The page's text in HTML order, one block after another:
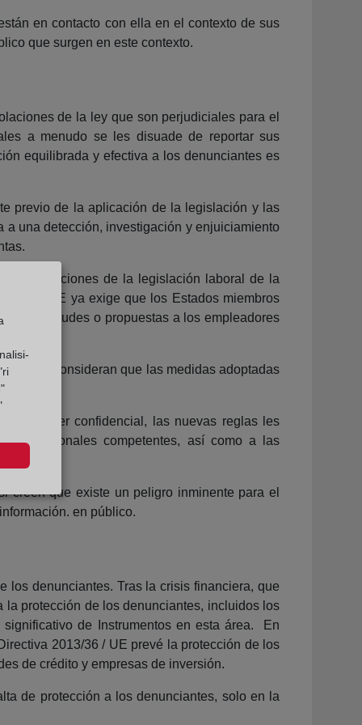
en contacto con ella en el contexto de sus
que surgen en este contexto.
de la ley que son perjudiciales para el
a menudo se les disuade de reportar sus
equilibrada y efectiva a los denunciantes es
previo de la aplicación de la legislación y las
una detección, investigación y enjuiciamiento
infracciones de la legislación laboral de la
/ CEE ya exige que los Estados miembros
solicitudes o propuestas a los empleadores
si consideran que las medidas adoptadas
carácter confidencial, las nuevas reglas les
nacionales competentes, así como a las
creen que existe un peligro inminente para el
en público.
los denunciantes. Tras la crisis financiera, que
protección de los denunciantes, incluidos los
de Instrumentos en esta área. En
2013/36 / UE prevé la protección de los
de crédito y empresas de inversión.
de protección a los denunciantes, solo en la